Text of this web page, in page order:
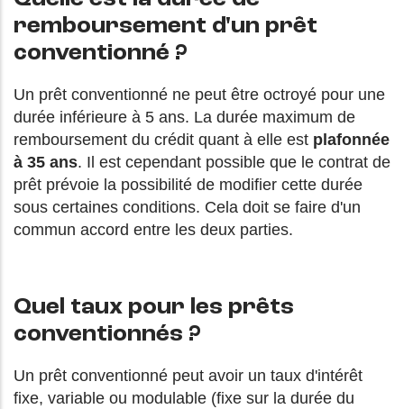
remboursement d'un prêt
conventionné ?
Un prêt conventionné ne peut être octroyé pour une
durée inférieure à 5 ans. La durée maximum de
remboursement du crédit quant à elle est plafonnée
à 35 ans. Il est cependant possible que le contrat de
prêt prévoie la possibilité de modifier cette durée
sous certaines conditions. Cela doit se faire d'un
commun accord entre les deux parties.
Quel taux pour les prêts
conventionnés ?
Un prêt conventionné peut avoir un taux d'intérêt
fixe, variable ou modulable (fixe sur la durée du